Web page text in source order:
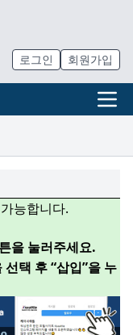
로그인 회원가입
능합니다.
을 눌러주세요.
택 후 “삽입”을 누